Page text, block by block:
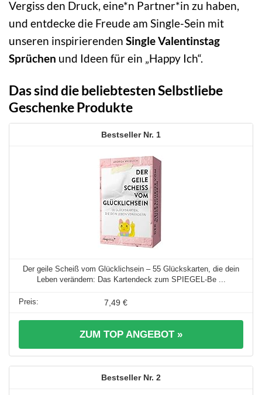
Vergiss den Druck, eine*n Partner*in zu haben,
und entdecke die Freude am Single-Sein mit
unseren inspirierenden Single Valentinstag
Sprüchen und Ideen für ein „Happy Ich“.
Das sind die beliebtesten Selbstliebe
Geschenke Produkte
1
Der geile Scheiß vom Glücklichsein – 55 Glückskarten, die dein
Leben verändern: Das Kartendeck zum SPIEGEL-Be ...
7,49 €
ZUM TOP ANGEBOT »
2